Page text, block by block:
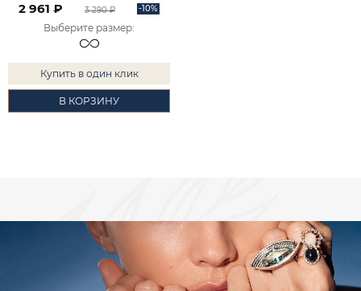
2 961 ₽ 3 290 ₽ -10%
Выберите размер:
Купить в один клик
В КОРЗИНУ